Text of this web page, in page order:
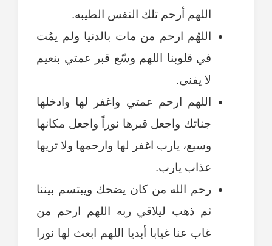
اللهم أرحم تلك النفس الطيبه.
اللهُم ارحم من مات بالدنيا ولم يمُت
في قلوبنا اللهم وسّع قبر عمتي بنعيم
لا يفنى.
اللهم ارحم عمتي واغفر لها وادخلها
جناتك واجعل قبرها نوراً واجعل مكانها
وسيع، يارب اغفر لها وارحمها ولا تريها
عذاب يارب.
رحم الله من كان يضحك ويبتسم بيننا
ثم ذهب ليلاقي ربه اللهم ارحم من
غاب عنا غيابا أبديا اللهم ابعث لها نورا